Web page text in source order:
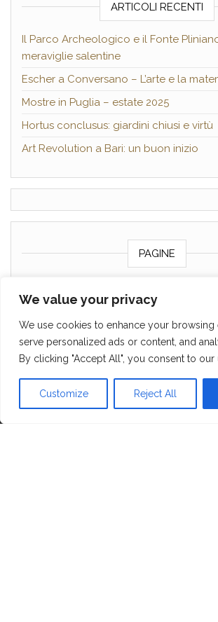
We value your privacy
We use cookies to enhance your browsing
serve personalized ads or content, and
By clicking "Accept All", you consent to our
Customize Reject All
ARTICOLI RECENTI
Il Parco Archeologico e il Fonte
meraviglie salentine
Escher a Conversano – L’arte e la
Mostre in Puglia – estate 2025
Hortus conclusus: giardini chiusi e virtù
Art Revolution a Bari: un buon inizio
PAGINE
Cookie policy
Proudly powered byWordPress